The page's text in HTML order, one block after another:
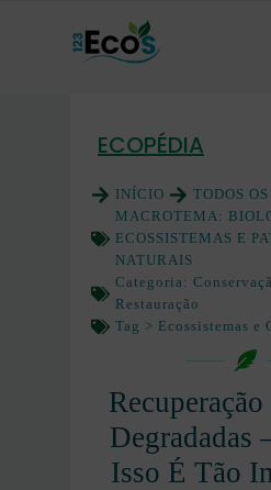
ECOPÉDIA
INÍCIO
TODOS
MACROTEMA:
ECOSSISTEMAS E
NATURAIS
Categoria:
Restauração
Tag > Ecossistemas e
Degradadas
Isso É Tão